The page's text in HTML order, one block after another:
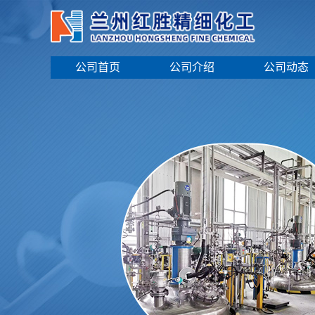
公司首页 公司介绍 公司动态